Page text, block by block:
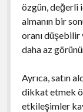
özgün, değerli
almanın bir
oranı düşebilir
daha az
Ayrıca, satın
dikkat etmek
etkileşimler